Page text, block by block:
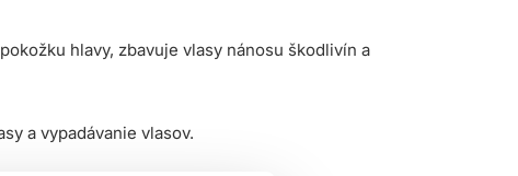
hlavy, zbavuje vlasy nánosu škodlivín a
a vypadávanie vlasov.